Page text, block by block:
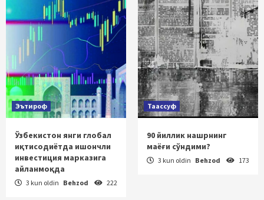
Эътироф
Ўзбекистон янги глобал
иқтисодиётда ишончли
инвестиция марказига
айланмоқда
3 kun oldin Behzod 222
Таассуф
90 йиллик нашрнинг
маёғи сўндими?
3 kun oldin Behzod 173